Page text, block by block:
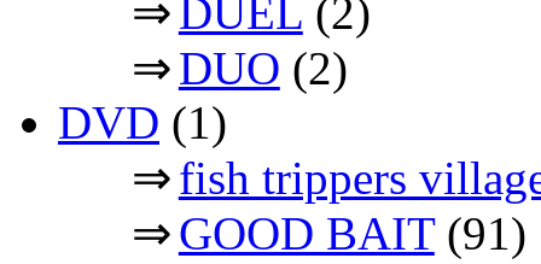
⇒DUEL (2)
⇒DUO (2)
DVD (1)
⇒fish trippers
⇒GOOD BAIT(91)